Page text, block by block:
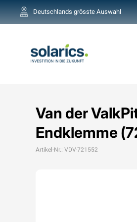
Direkt
zum
Deutschlands grösste Auswahl
Van der
Endklemme
Artikel-Nr.: VDV-721552